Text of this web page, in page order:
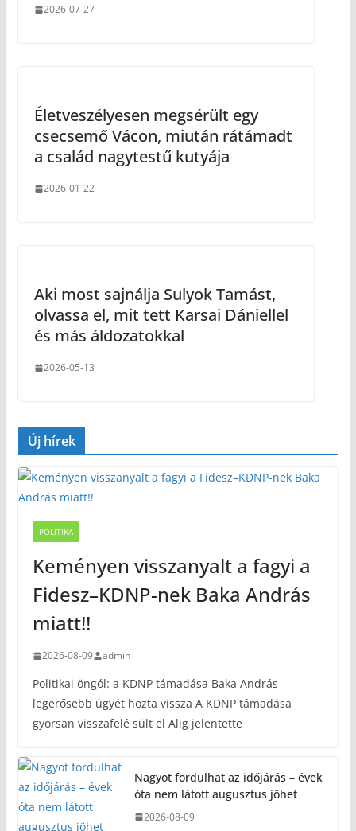
2026-07-27
Életveszélyesen megsérült egy
csecsemő Vácon, miután rátámadt
a család nagytestű kutyája
2026-01-22
Aki most sajnálja Sulyok Tamást,
olvassa el, mit tett Karsai Dániellel
és más áldozatokkal
2026-05-13
Új hírek
POLITIKA
Keményen visszanyalt a fagyi a
Fidesz–KDNP-nek Baka András
miatt!!
2026-08-09 admin
Politikai öngól: a KDNP támadása Baka András
legerősebb ügyét hozta vissza A KDNP támadása
gyorsan visszafelé sült el Alig jelentette
Nagyot fordulhat az időjárás – évek
óta nem látott augusztus jöhet
2026-08-09